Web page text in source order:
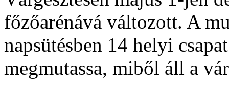
főzőarénává változott. A
napsütésben 14 helyi
megmutassa, miből áll a